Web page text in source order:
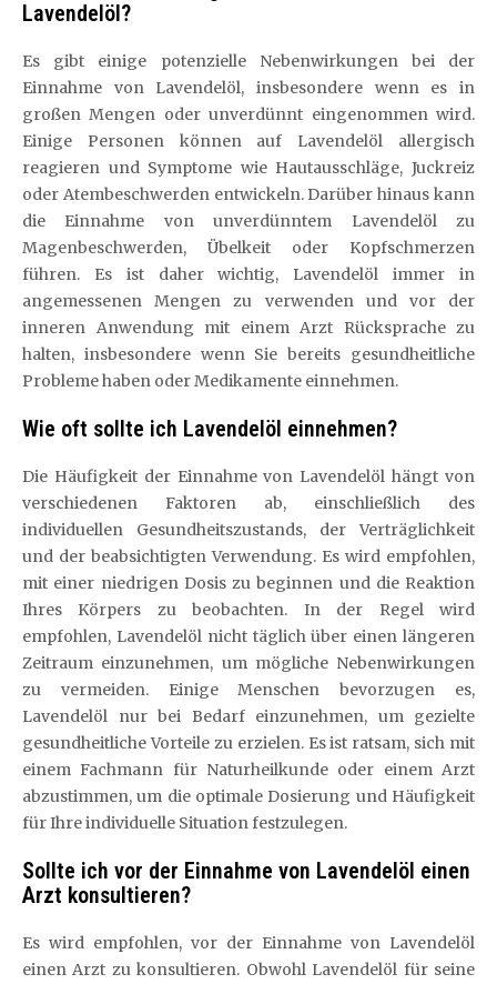
Lavendelöl?
Es gibt einige potenzielle Nebenwirkungen bei der
Einnahme von Lavendelöl, insbesondere wenn es in
großen Mengen oder unverdünnt eingenommen wird.
Einige Personen können auf Lavendelöl allergisch
reagieren und Symptome wie Hautausschläge, Juckreiz
oder Atembeschwerden entwickeln. Darüber hinaus kann
die Einnahme von unverdünntem Lavendelöl zu
Magenbeschwerden, Übelkeit oder Kopfschmerzen
führen. Es ist daher wichtig, Lavendelöl immer in
angemessenen Mengen zu verwenden und vor der
inneren Anwendung mit einem Arzt Rücksprache zu
halten, insbesondere wenn Sie bereits gesundheitliche
Probleme haben oder Medikamente einnehmen.
Wie oft sollte ich Lavendelöl einnehmen?
Die Häufigkeit der Einnahme von Lavendelöl hängt von
verschiedenen Faktoren ab, einschließlich des
individuellen Gesundheitszustands, der Verträglichkeit
und der beabsichtigten Verwendung. Es wird empfohlen,
mit einer niedrigen Dosis zu beginnen und die Reaktion
Ihres Körpers zu beobachten. In der Regel wird
empfohlen, Lavendelöl nicht täglich über einen längeren
Zeitraum einzunehmen, um mögliche Nebenwirkungen
zu vermeiden. Einige Menschen bevorzugen es,
Lavendelöl nur bei Bedarf einzunehmen, um gezielte
gesundheitliche Vorteile zu erzielen. Es ist ratsam, sich mit
einem Fachmann für Naturheilkunde oder einem Arzt
abzustimmen, um die optimale Dosierung und Häufigkeit
für Ihre individuelle Situation festzulegen.
Sollte ich vor der Einnahme von Lavendelöl einen
Arzt konsultieren?
Es wird empfohlen, vor der Einnahme von Lavendelöl
einen Arzt zu konsultieren. Obwohl Lavendelöl für seine